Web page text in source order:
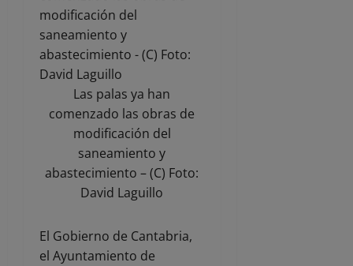
Las palas ya han
comenzado las obras de
modificación del
saneamiento y
abastecimiento – (C) Foto:
David Laguillo
El Gobierno de Cantabria,
el Ayuntamiento de